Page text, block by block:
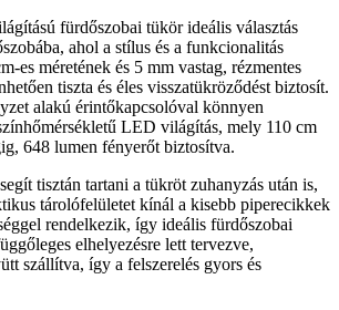
fürdőszobai tükör ideális választás
ahol a stílus és a funkcionalitás
es méretének és 5 mm vastag, rézmentes
tiszta és éles visszatükröződést biztosít.
alakú érintőkapcsolóval könnyen
LED világítás, mely 110 cm
648 lumen fényerőt biztosítva.
tisztán tartani a tükröt zuhanyzás után is,
tárolófelületet kínál a kisebb piperecikkek
rendelkezik, így ideális fürdőszobai
elhelyezésre lett tervezve,
szállítva, így a felszerelés gyors és